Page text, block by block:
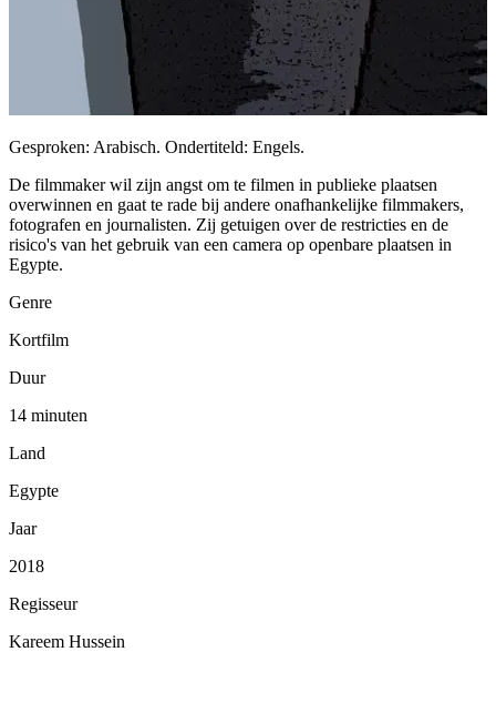
Gesproken: Arabisch. Ondertiteld: Engels.
De filmmaker wil zijn angst om te filmen in publieke plaatsen
overwinnen en gaat te rade bij andere onafhankelijke filmmakers,
fotografen en journalisten. Zij getuigen over de restricties en de
risico's van het gebruik van een camera op openbare plaatsen in
Egypte.
Genre
Kortfilm
Duur
14 minuten
Land
Egypte
Jaar
2018
Regisseur
Kareem Hussein